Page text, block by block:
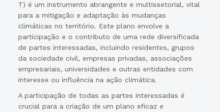
T) é um instrumento abrangente e multissetorial, vital
para a mitigação e adaptação às mudanças
climáticas no território. Este plano envolve a
participação e o contributo de uma rede diversificada
de partes interessadas, incluindo residentes, grupos
da sociedade civil, empresas privadas, associações
empresariais, universidades e outras entidades com
interesse ou influência na ação climática.
A participação de todas as partes interessadas é
crucial para a criação de um plano eficaz e